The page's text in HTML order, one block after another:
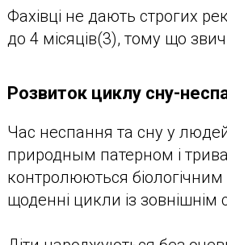
Фахівці не дають строгих
до 4 місяців(3), тому що
Розвиток циклу сну-
Час неспання та сну у
природным патерном і
контролюються
щоденні цикли із